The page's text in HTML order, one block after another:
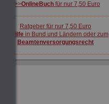
>>>OnlineBuch für nur 7,50 Euro
Ratgeber für nur 7,50 Euro
Beihilfe in Bund und Ländern oder zum
Beamtenversorgungsrecht